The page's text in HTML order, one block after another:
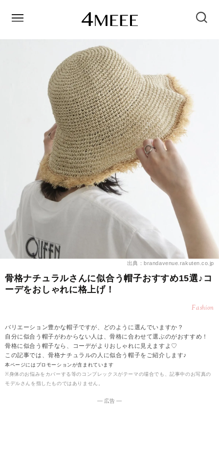
出典：brandavenue.rakuten.co.jp
骨格ナチュラルさんに似合う帽子おすすめ15選♪コ
ーデをおしゃれに格上げ！
Fashion
バリエーション豊かな帽子ですが、どのように選んでいますか？
自分に似合う帽子がわからない人は、骨格に合わせて選ぶのがおすすめ！
骨格に似合う帽子なら、コーデがよりおしゃれに見えますよ♡
この記事では、骨格ナチュラルの人に似合う帽子をご紹介します♪
本ページにはプロモーションが含まれています
※身体のお悩みをカバーする等のコンプレックスがテーマの場合でも、記事中のお写真の
モデルさんを指したものではありません。
― 広告 ―